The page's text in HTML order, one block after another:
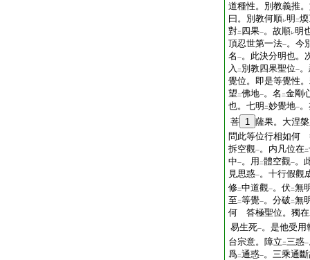
道種性。別教義推
曰。別教何順レ明 二
對二 四果一。故順レ明
頂忍世第一法一。今
名 一。此決分明也。
入 二 別教四果聖位一
覺位。即是等覺性
望 二佛地一。名 二金剛
也。七明 二妙覺地一
菩 1 薩果。大涅
問此等位行相如何
拆空觀一。内凡位在二
中一。用 二體空觀一。
見思惑一。十行假觀
修二中道觀一。伏 二無
至 二等覺一。分破 二無
何 答極聖位。獨在
易生死一。是他受用
台宗意。障立 二三惑一
爲二通惑一。三乘通